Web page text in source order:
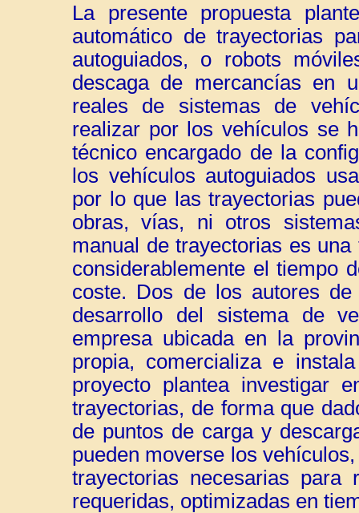
La presente propuesta
automático de trayectorias
autoguiados, o robots
descaga de mercancías en
reales de sistemas de
realizar por los vehículos se
técnico encargado de la
los vehículos autoguiados
por lo que las trayectorias
obras, vías, ni otros
manual de trayectorias es
considerablemente el tiempo
coste. Dos de los autores
desarrollo del sistema de
empresa ubicada en la
propia, comercializa e
proyecto plantea investigar
trayectorias, de forma que
de puntos de carga y
pueden moverse los
trayectorias necesarias para
requeridas, optimizadas en